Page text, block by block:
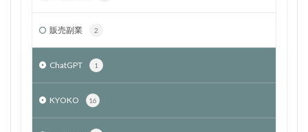
販売副業 2
ChatGPT 1
KYOKO 16